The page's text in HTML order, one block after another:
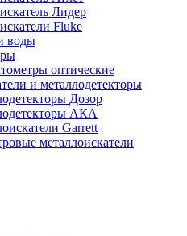
Лидер
Fluke
воды
оптические
и металлодетекторы
Дозор
АКА
Garrett
металлоискатели